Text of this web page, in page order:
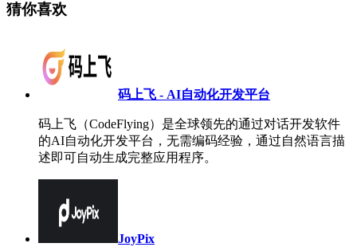
猜你喜欢
码上飞 - AI自动化开发平台
码上飞（CodeFlying）是全球领先的通过对话开发软件
的AI自动化开发平台，无需编码经验，通过自然语言描
述即可自动生成完整应用程序。
JoyPix